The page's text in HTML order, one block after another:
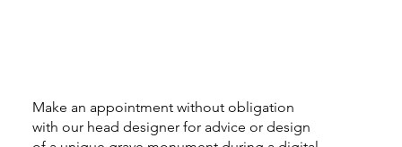
Make an appointment without obligation
with our head designer for advice or design